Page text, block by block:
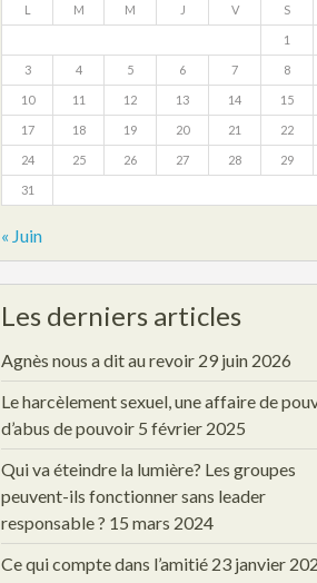
L M M J V S
1
3 4 5 6 7 8
10 11 12 13 14 15
17 18 19 20 21 22
24 25 26 27 28 29
31
« Juin
Les derniers articles
Agnès nous a dit au revoir 29 juin 2026
Le harcèlement sexuel, une affaire de
d’abus de pouvoir 5 février 2025
Qui va éteindre la lumière? Les groupes
peuvent-ils fonctionner sans leader
responsable ? 15 mars 2024
Ce qui compte dans l’amitié 23 janvier